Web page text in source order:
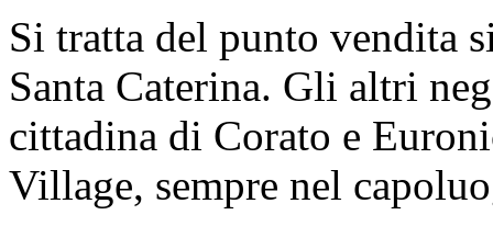
Si tratta del punto vendita
Santa Caterina. Gli altri
cittadina di Corato e
Village, sempre nel